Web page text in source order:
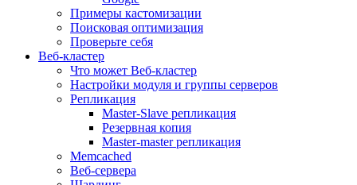
Примеры кастомизации
Поисковая оптимизация
Проверьте себя
Веб-кластер
Что может Веб-кластер
Настройки модуля и группы серверов
Репликация
Master-Slave репликация
Резервная копия
Master-master репликация
Memcached
Веб-сервера